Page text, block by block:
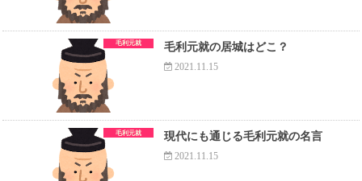
毛利元就 毛利元就の居城はどこ？
2021.11.15
毛利元就 現代にも通じる毛利元就の名言
2021.11.15